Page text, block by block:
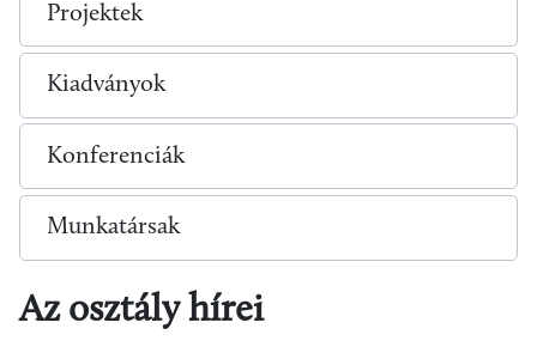
Projektek
Kiadványok
Konferenciák
Munkatársak
Az osztály hírei